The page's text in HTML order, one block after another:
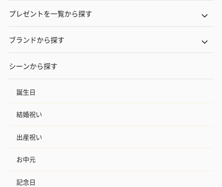
プレゼントを一覧から探す
ブランドから探す
シーンから探す
誕生日
結婚祝い
出産祝い
お中元
記念日